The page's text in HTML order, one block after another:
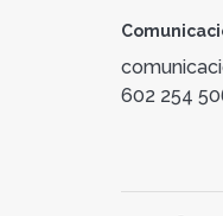
602 254